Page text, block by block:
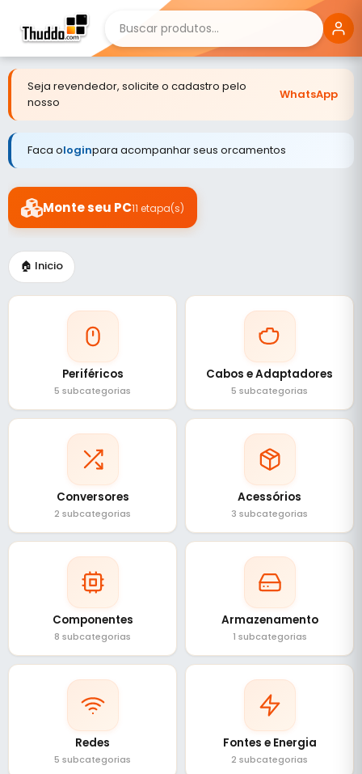
Seja revendedor, solicite o cadastro pelo
nosso
WhatsApp
Faca ologinpara acompanhar seus orcamentos
Monte seu PC11 etapa(s)
🏠 Inicio
Periféricos
5 subcategorias
Cabos e Adaptadores
5 subcategorias
Conversores
2 subcategorias
Acessórios
3 subcategorias
Componentes
8 subcategorias
Armazenamento
1 subcategorias
Redes
5 subcategorias
Fontes e Energia
2 subcategorias